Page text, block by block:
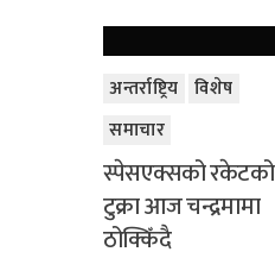
अन्तर्राष्ट्रिय विशेष
समाचार
स्पेसएक्सको रकेटको
टुक्रा आज चन्द्रमामा
ठोक्किँदै